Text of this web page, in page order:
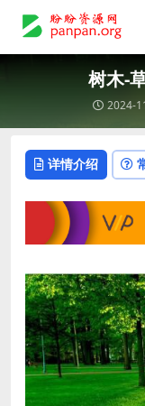
树木-
2024-
详情介绍